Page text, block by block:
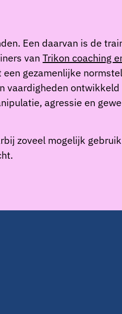
Een daarvan is de
vanTrikon coaching
gezamenlijke
vaardigheden
agressie en
zoveel mogelijk